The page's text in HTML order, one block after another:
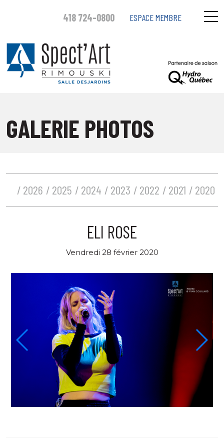
418 724-0800 ESPACE MEMBRE
GALERIE PHOTOS
2026 2025 2024 2023 2022 2021 2020
ELI ROSE
Vendredi 28 février 2020